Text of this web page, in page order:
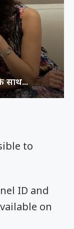
to
ID and
on
साथ...